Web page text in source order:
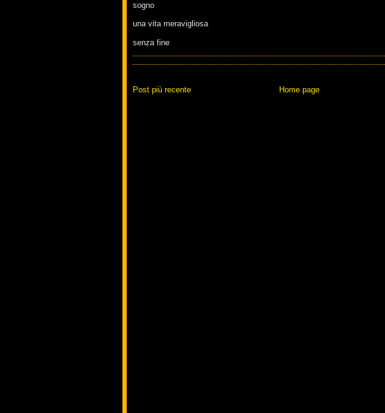
sogno
una vita meravigliosa
senza fine
Post più recente Home page